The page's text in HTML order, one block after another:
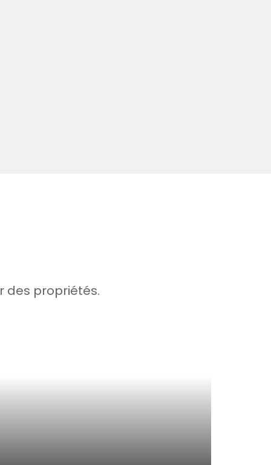
des propriétés.